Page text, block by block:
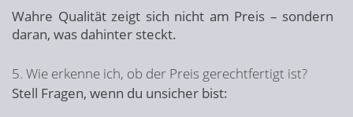
Wahre Qualität zeigt sich nicht am Preis – sondern
daran, was dahinter steckt.
5. Wie erkenne ich, ob der Preis gerechtfertigt ist?
Stell Fragen, wenn du unsicher bist: